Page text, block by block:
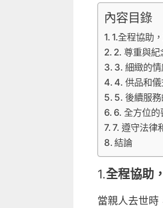
內容目錄
1.全程協助
2. 尊重與
3. 細緻的
4. 供品和
5. 後續服
6. 全方位
7. 遵守法律
結論
1.全程協助
當親人去世時